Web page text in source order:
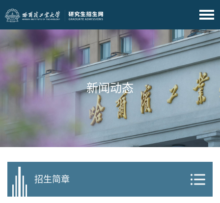
新闻动态
招生简章